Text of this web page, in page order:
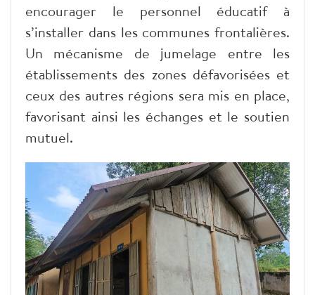
encourager le personnel éducatif à
s’installer dans les communes frontalières.
Un mécanisme de jumelage entre les
établissements des zones défavorisées et
ceux des autres régions sera mis en place,
favorisant ainsi les échanges et le soutien
mutuel.